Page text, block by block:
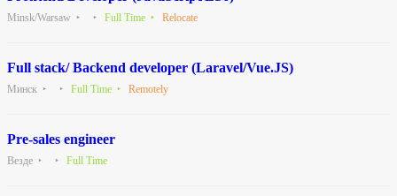
Minsk/Warsaw Full Time Relocate
Full stack/ Backend developer (Laravel/Vue.JS)
Минск Full Time Remotely
Pre-sales engineer
Везде Full Time